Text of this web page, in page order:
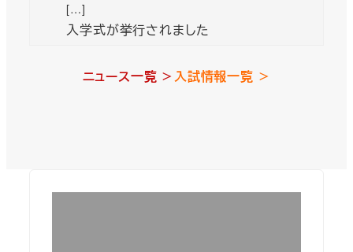
入学式が挙行されました
[…]
ニュース一覧 ＞入試情報一覧 ＞